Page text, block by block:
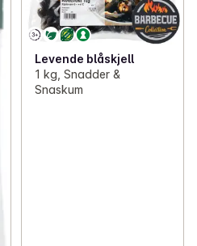
Levende blåskjell
1 kg, Snadder &
Snaskum